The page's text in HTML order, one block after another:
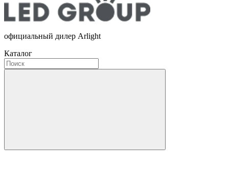
официальный дилер Arlight
Каталог